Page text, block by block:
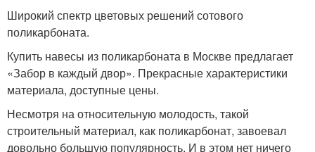
Широкий спектр цветовых решений сотового
поликарбоната.
Купить навесы из поликарбоната в Москве предлагает
«Забор в каждый двор». Прекрасные характеристики
материала, доступные цены.
Несмотря на относительную молодость, такой
строительный материал, как поликарбонат, завоевал
довольно большую популярность. И в этом нет ничего